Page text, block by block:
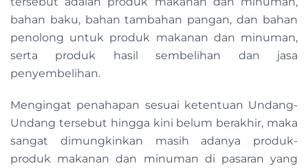
bahan baku, bahan tambahan pangan, dan bahan
penolong untuk produk makanan dan minuman,
serta produk hasil sembelihan dan jasa
penyembelihan.
Mengingat penahapan sesuai ketentuan Undang-
Undang tersebut hingga kini belum berakhir, maka
sangat dimungkinkan masih adanya produk-
produk makanan dan minuman di pasaran yang